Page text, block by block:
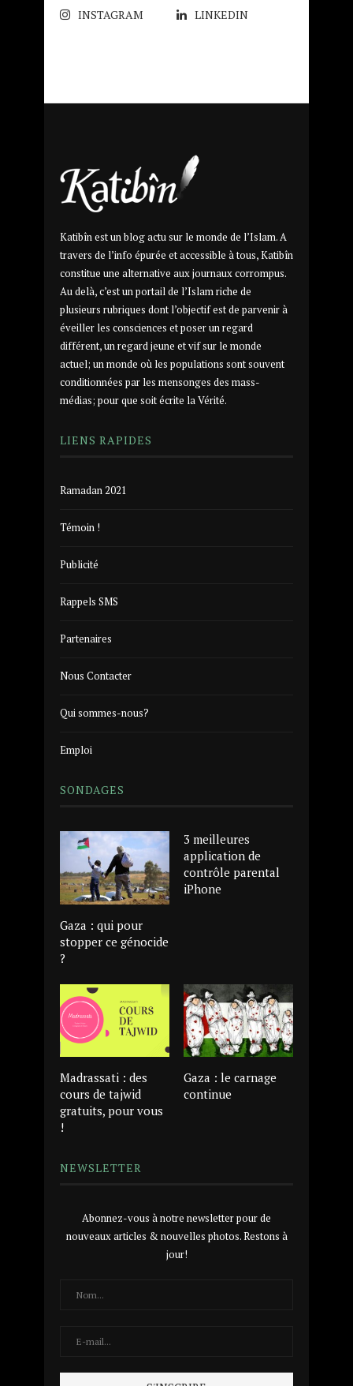
INSTAGRAM
LINKEDIN
Katibîn est un blog actu sur le monde de l’Islam. A
travers de l’info épurée et accessible à tous, Katibîn
constitue une alternative aux journaux corrompus.
Au delà, c’est un portail de l’Islam riche de
plusieurs rubriques dont l’objectif est de parvenir à
éveiller les consciences et poser un regard
différent, un regard jeune et vif sur le monde
actuel; un monde où les populations sont souvent
conditionnées par les mensonges des mass-
médias; pour que soit écrite la Vérité.
LIENS RAPIDES
Ramadan 2021
Témoin !
Publicité
Rappels SMS
Partenaires
Nous Contacter
Qui sommes-nous?
Emploi
SONDAGES
Gaza : qui pour
stopper ce génocide
?
3 meilleures
application de
contrôle parental
iPhone
Madrassati : des
cours de tajwid
gratuits, pour vous
!
Gaza : le carnage
continue
NEWSLETTER
Abonnez-vous à notre newsletter pour de
nouveaux articles & nouvelles photos. Restons à
jour!